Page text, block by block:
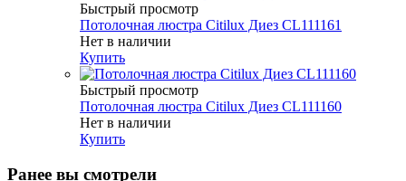
Быстрый просмотр
Потолочная люстра Citilux Диез CL111161
Нет в наличии
Купить
Быстрый просмотр
Потолочная люстра Citilux Диез CL111160
Нет в наличии
Купить
Ранее вы смотрели